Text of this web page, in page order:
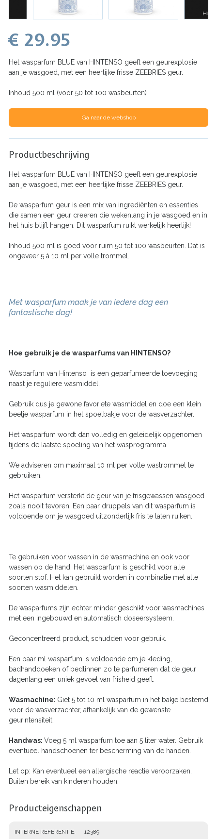
€ 29.95
Het wasparfum BLUE van HINTENSO geeft een geurexplosie
aan je wasgoed, met een heerlijke frisse ZEEBRIES geur.
Inhoud 500 ml (voor 50 tot 100 wasbeurten)
Ga naar de webshop
Productbeschrijving
Het wasparfum BLUE van HINTENSO geeft een geurexplosie
aan je wasgoed, met een heerlijke frisse ZEEBRIES geur.
De wasparfum geur is een mix van ingrediënten en essenties
die samen een geur creëren die wekenlang in je wasgoed en in
het huis blijft hangen. Dit wasparfum ruikt werkelijk heerlijk!
Inhoud 500 ml is goed voor ruim 50 tot 100 wasbeurten. Dat is
ongeveer 5 à 10 ml per volle trommel.
Met wasparfum maak je van iedere dag een
fantastische dag!
Hoe gebruik je de wasparfums van HINTENSO?
Wasparfum van Hintenso is een geparfumeerde toevoeging
naast je reguliere wasmiddel.
Gebruik dus je gewone favoriete wasmiddel en doe een klein
beetje wasparfum in het spoelbakje voor de wasverzachter.
Het wasparfum wordt dan volledig en geleidelijk opgenomen
tijdens de laatste spoeling van het wasprogramma.
We adviseren om maximaal 10 ml per volle wastrommel te
gebruiken.
Het wasparfum versterkt de geur van je frisgewassen wasgoed
zoals nooit tevoren. Een paar druppels van dit wasparfum is
voldoende om je wasgoed uitzonderlijk fris te laten ruiken.
Te gebruiken voor wassen in de wasmachine en ook voor
wassen op de hand. Het wasparfum is geschikt voor alle
soorten stof. Het kan gebruikt worden in combinatie met alle
soorten wasmiddelen.
De wasparfums zijn echter minder geschikt voor wasmachines
met een ingebouwd en automatisch doseersysteem.
Geconcentreerd product, schudden voor gebruik.
Een paar ml wasparfum is voldoende om je kleding,
badhanddoeken of bedlinnen zo te parfumeren dat de geur
dagenlang een uniek gevoel van frisheid geeft.
Wasmachine: Giet 5 tot 10 ml wasparfum in het bakje bestemd
voor de wasverzachter, afhankelijk van de gewenste
geurintensiteit.
Handwas: Voeg 5 ml wasparfum toe aan 5 liter water. Gebruik
eventueel handschoenen ter bescherming van de handen.
Let op: Kan eventueel een allergische reactie veroorzaken.
Buiten bereik van kinderen houden.
Producteigenschappen
INTERNE REFERENTIE 12389